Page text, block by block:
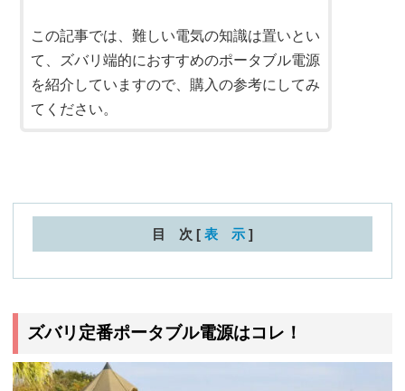
この記事では、難しい電気の知識は置いとい
て、ズバリ端的におすすめのポータブル電源
を紹介していますので、購入の参考にしてみ
てください。
目 次 [ 表 示 ]
ズバリ定番ポータブル電源はコレ！